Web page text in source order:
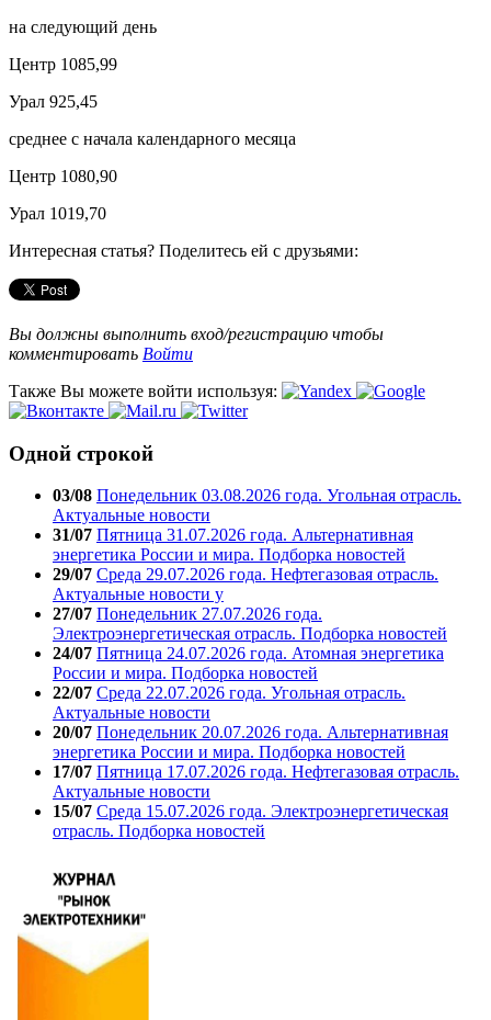
на следующий день
Центр 1085,99
Урал 925,45
среднее с начала календарного месяца
Центр 1080,90
Урал 1019,70
Интересная статья? Поделитесь ей с друзьями:
Вы должны выполнить вход/регистрацию чтобы
комментировать Войти
Также Вы можете войти используя:
Одной строкой
03/08 Понедельник 03.08.2026 года. Угольная отрасль.
Актуальные новости
31/07 Пятница 31.07.2026 года. Альтернативная
энергетика России и мира. Подборка новостей
29/07 Среда 29.07.2026 года. Нефтегазовая отрасль.
Актуальные новости у
27/07 Понедельник 27.07.2026 года.
Электроэнергетическая отрасль. Подборка новостей
24/07 Пятница 24.07.2026 года. Атомная энергетика
России и мира. Подборка новостей
22/07 Среда 22.07.2026 года. Угольная отрасль.
Актуальные новости
20/07 Понедельник 20.07.2026 года. Альтернативная
энергетика России и мира. Подборка новостей
17/07 Пятница 17.07.2026 года. Нефтегазовая отрасль.
Актуальные новости
15/07 Среда 15.07.2026 года. Электроэнергетическая
отрасль. Подборка новостей